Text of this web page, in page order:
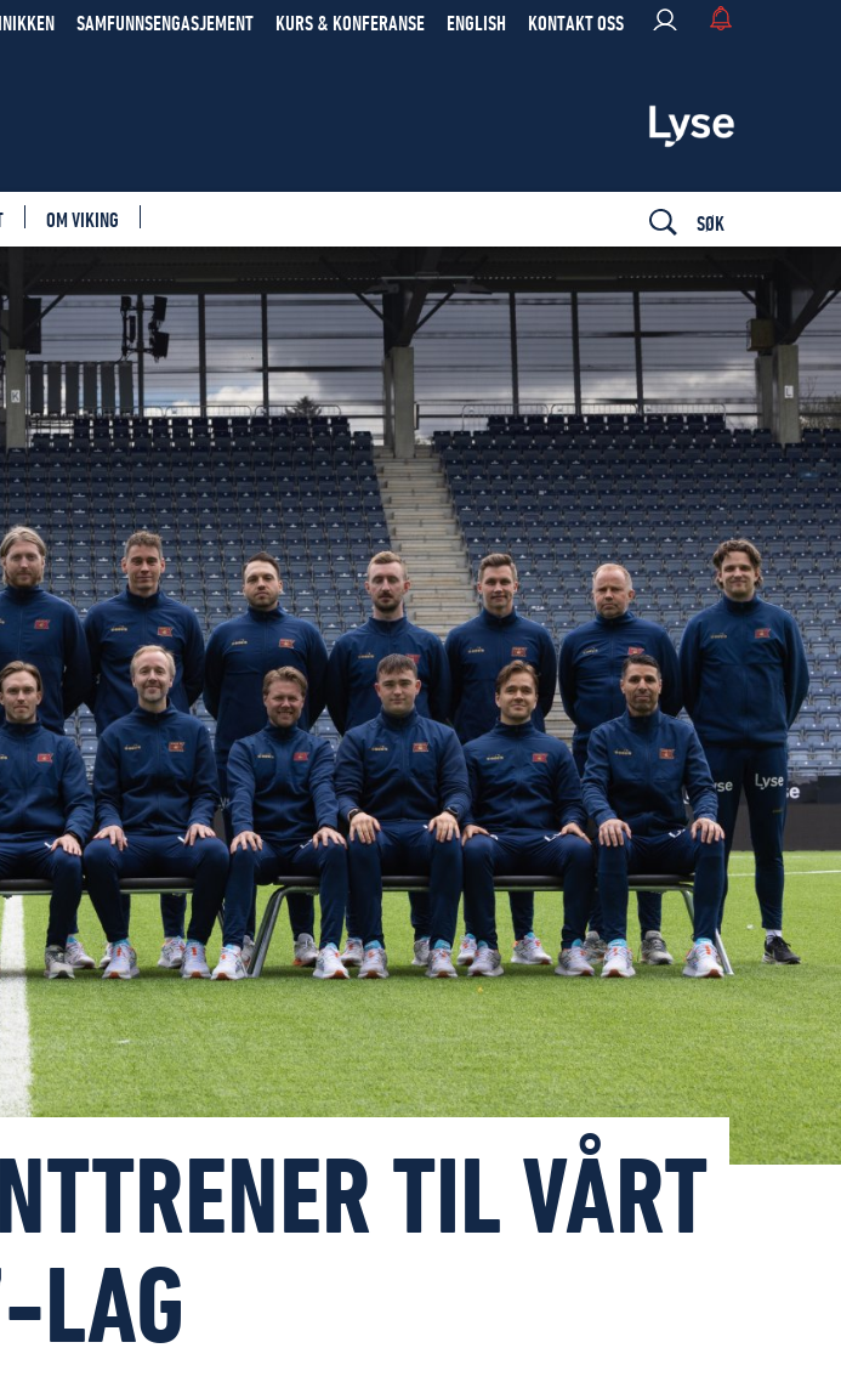
SAMFUNNSENGASJEMENT KURS & KONFERANSE ENGLISH KONTAKT OSS
OM VIKING SØK
TIL VÅRT
LAG